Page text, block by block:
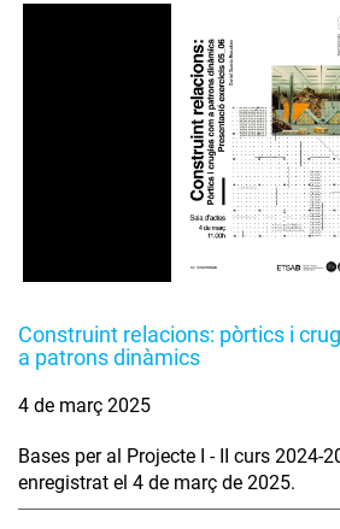
Construint relacions: pòrtics i
a patrons dinàmics
4 de març 2025
Bases per al Projecte I - II curs 2024-
enregistrat el 4 de març de 2025.